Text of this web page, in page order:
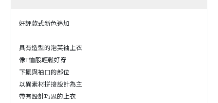
好評款式新色追加
具有造型的泡芙袖上衣
像T恤般輕鬆好穿
下擺與袖口的部位
以異素材拼接設計為主
帶有設計巧思的上衣